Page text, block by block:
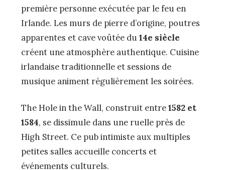
première personne exécutée par le feu en
Irlande. Les murs de pierre d’origine, poutres
apparentes et cave voûtée du14e siècle
créent une atmosphère authentique. Cuisine
irlandaise traditionnelle et sessions de
musique animent régulièrement les soirées.
The Hole in the Wall, construit entre1582 et
1584, se dissimule dans une ruelle près de
High Street. Ce pub intimiste aux multiples
petites salles accueille concerts et
événements culturels.